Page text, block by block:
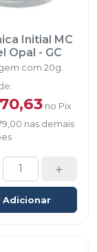
Initial MC
Opal - GC
com 20g.
:
no Pix
nas demais
Adicionar